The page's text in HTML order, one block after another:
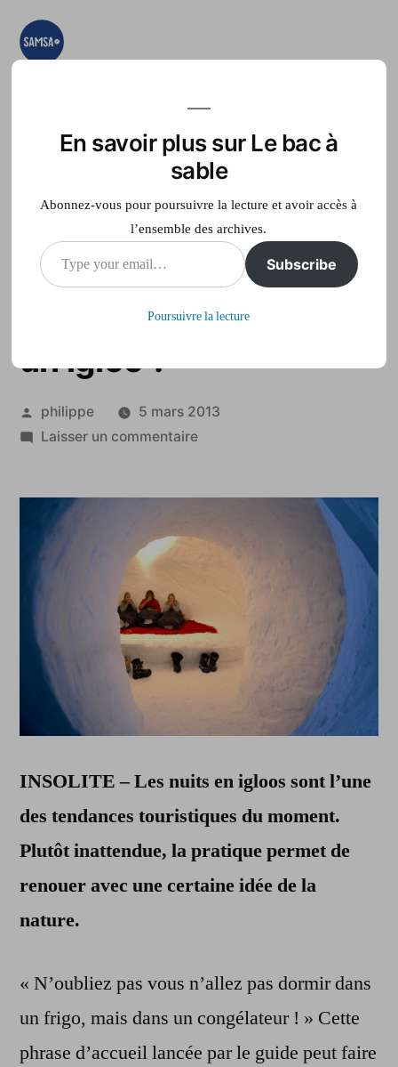
Aller
teste, on expérimente
Accueil France Télé
Faut-il être givré pour
passer une nuit dans
un igloo ?
Publié
par
philippe
5 mars 2013
Laisser un commentairesur
givré
nuit
dans
?
INSOLITE – Les nuits en igloos sont l’une
des tendances touristiques du moment.
Plutôt inattendue, la pratique permet de
renouer avec une certaine idée de la
nature.
« N’oubliez pas vous n’allez pas dormir dans
un frigo, mais dans un congélateur ! » Cette
phrase d’accueil lancée par le guide peut faire
En savoir plus sur Le bac à
sable
Abonnez-vous pour poursuivre la lecture et avoir accès à
l’ensemble des archives.
Type
your
Subscribe
Poursuivre la lecture